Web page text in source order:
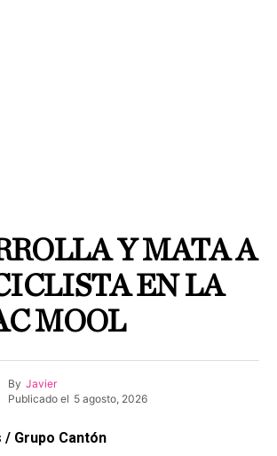
Y MATA A
EN LA
MOOL
By Javier
Publicado el 5 agosto, 2026
/ Grupo Cantón